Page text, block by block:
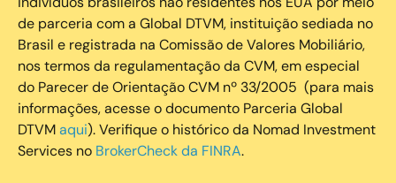
de parceria com a Global DTVM, instituição sediada no
Brasil e registrada na Comissão de Valores Mobiliário,
nos termos da regulamentação da CVM, em especial
do Parecer de Orientação CVM nº 33/2005 (para mais
informações, acesse o documento Parceria Global
DTVMaqui). Verifique o histórico da Nomad Investment
Services no BrokerCheck da FINRA.